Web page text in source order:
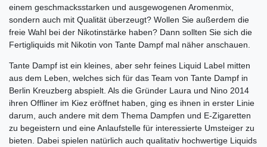
einem geschmacksstarken und ausgewogenen Aromenmix,
sondern auch mit Qualität überzeugt? Wollen Sie außerdem die
freie Wahl bei der Nikotinstärke haben? Dann sollten Sie sich die
Fertigliquids mit Nikotin von Tante Dampf mal näher anschauen.
Tante Dampf ist ein kleines, aber sehr feines Liquid Label mitten
aus dem Leben, welches sich für das Team von Tante Dampf in
Berlin Kreuzberg abspielt. Als die Gründer Laura und Nino 2014
ihren Offliner im Kiez eröffnet haben, ging es ihnen in erster Linie
darum, auch andere mit dem Thema Dampfen und E-Zigaretten
zu begeistern und eine Anlaufstelle für interessierte Umsteiger zu
bieten. Dabei spielen natürlich auch qualitativ hochwertige Liquids